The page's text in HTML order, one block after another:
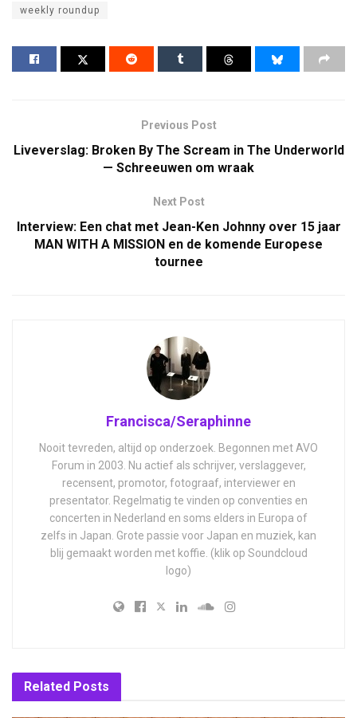
weekly roundup
Previous Post
Liveverslag: Broken By The Scream in The Underworld
— Schreeuwen om wraak
Next Post
Interview: Een chat met Jean-Ken Johnny over 15 jaar
MAN WITH A MISSION en de komende Europese
tournee
Francisca/Seraphinne
Nooit tevreden, altijd op onderzoek. Begonnen met AVO
Forum in 2003. Nu actief als schrijver, verslaggever,
recensent, promotor, fotograaf, interviewer en
presentator. Regelmatig te vinden op conventies en
concerten in Nederland en soms elders in Europa of
zelfs in Japan. Grote passie voor Japan en muziek, kan
blij gemaakt worden met koffie. (klik op Soundcloud
logo)
Related Posts